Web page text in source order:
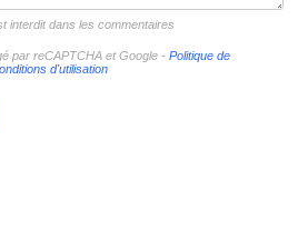
interdit dans les commentaires
par reCAPTCHA et Google - Politique de
d'utilisation